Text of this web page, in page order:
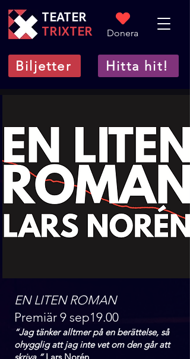
TEATER
TRIXTER
Biljetter Hitta hit!
Donera
EN LITEN ROMAN
Premiär 9 sep19.00
“Jag tänker alltmer på en berättelse, så
ohygglig att jag inte vet om den går att